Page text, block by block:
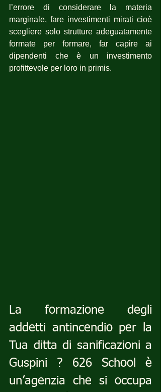
l’errore di considerare la materia
marginale, fare investimenti mirati cioè
scegliere solo strutture adeguatamente
formate per formare, far capire ai
dipendenti che è un investimento
profittevole per loro in primis.
La formazione degli
addetti antincendio per la
Tua ditta di sanificazioni a
Guspini ? 626 School è
un’agenzia che si occupa